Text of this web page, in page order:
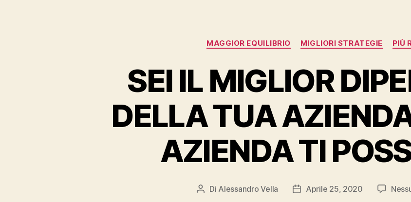
Categorie
MAGGIOR EQUILIBRIO MIGLIORI STRATEGIE PIÙ
SEI IL MIGLIOR
DELLA TUA
AZIENDA TI
Autore
Di Alessandro Vella
DataAprile 25, 2020